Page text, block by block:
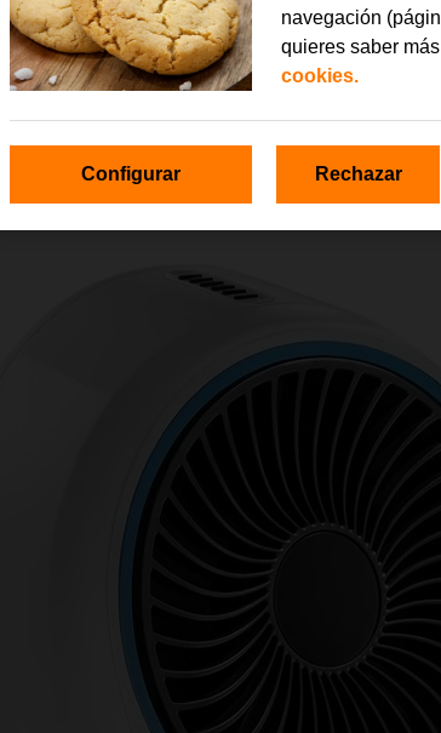
navegación
quieres saber
cookies.
Configurar Rechazar